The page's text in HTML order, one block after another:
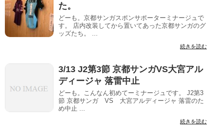
た。
どーも。京都サンガスポンサポーターミナージュで
す。 店内改装してから置いてあった京都サンガのグ
ッズたち。 ...
続きを読む
3/13 J2第3節 京都サンガVS大宮アル
ディージャ 落雷中止
どーも。こんなん初めてーミナージュです。 J2第3
節 京都サンガ VS 大宮アルディージャ 落雷のた
め中止 ...
続きを読む